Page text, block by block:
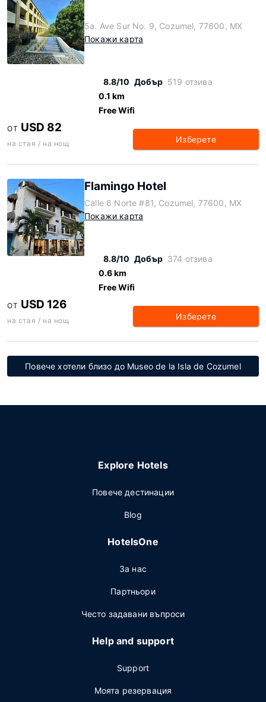
5a. Ave Sur No. 9, Cozumel, 77600, MX
Покажи карта
8.8/10 Добър 519 отзива
0.1 km
Free Wifi
ОТ USD 82
на стая / на нощ Изберете
Flamingo Hotel
Calle 6 Norte #81, Cozumel, 77600, MX
Покажи карта
8.8/10 Добър 374 отзива
0.6 km
Free Wifi
ОТ USD 126
на стая / на нощ Изберете
Повече хотели близо до Museo de la Isla de Cozumel
Explore Hotels
Повече дестинации
Blog
HotelsOne
За нас
Партньори
Често задавани въпроси
Help and support
Support
Моята резервация